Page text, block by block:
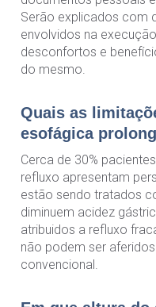
Serão explicados com
envolvidos na
desconfortos e
do mesmo.
Quais as
esofágica
Cerca de 30%
refluxo apresentam
estão sendo tratados
diminuem acidez
atribuidos a refluxo
não podem ser
convencional.